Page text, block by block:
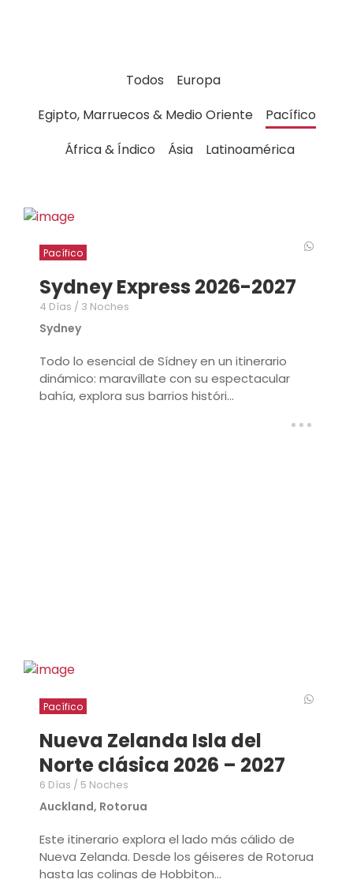
Todos
Europa
Egipto, Marruecos & Medio Oriente
Pacífico
África & Índico
Ásia Latinoamérica
Pacífico
Sydney Express 2026-2027
4 Días / 3 Noches
Sydney
Todo lo esencial de Sídney en un itinerario
dinámico: maravíllate con su espectacular
bahía, explora sus barrios históri...
Pacífico
Nueva Zelanda Isla del
Norte clásica 2026 – 2027
6 Días / 5 Noches
Auckland, Rotorua
Este itinerario explora el lado más cálido de
Nueva Zelanda. Desde los géiseres de Rotorua
hasta las colinas de Hobbiton...